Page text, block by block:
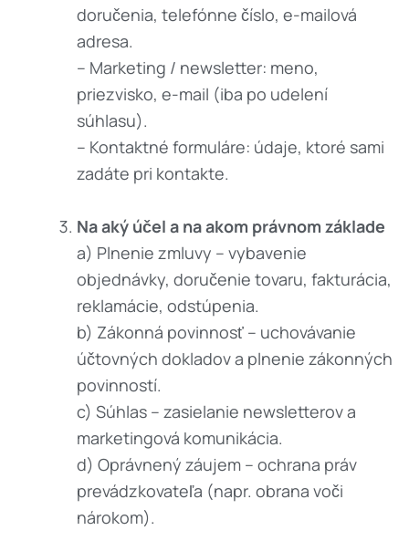
doručenia, telefónne číslo, e-mailová
adresa.
– Marketing / newsletter: meno,
priezvisko, e-mail (iba po udelení
súhlasu).
– Kontaktné formuláre: údaje, ktoré sami
zadáte pri kontakte.
Na aký účel a na akom právnom základe
a) Plnenie zmluvy – vybavenie
objednávky, doručenie tovaru, fakturácia,
reklamácie, odstúpenia.
b) Zákonná povinnosť – uchovávanie
účtovných dokladov a plnenie zákonných
povinností.
c) Súhlas – zasielanie newsletterov a
marketingová komunikácia.
d) Oprávnený záujem – ochrana práv
prevádzkovateľa (napr. obrana voči
nárokom).